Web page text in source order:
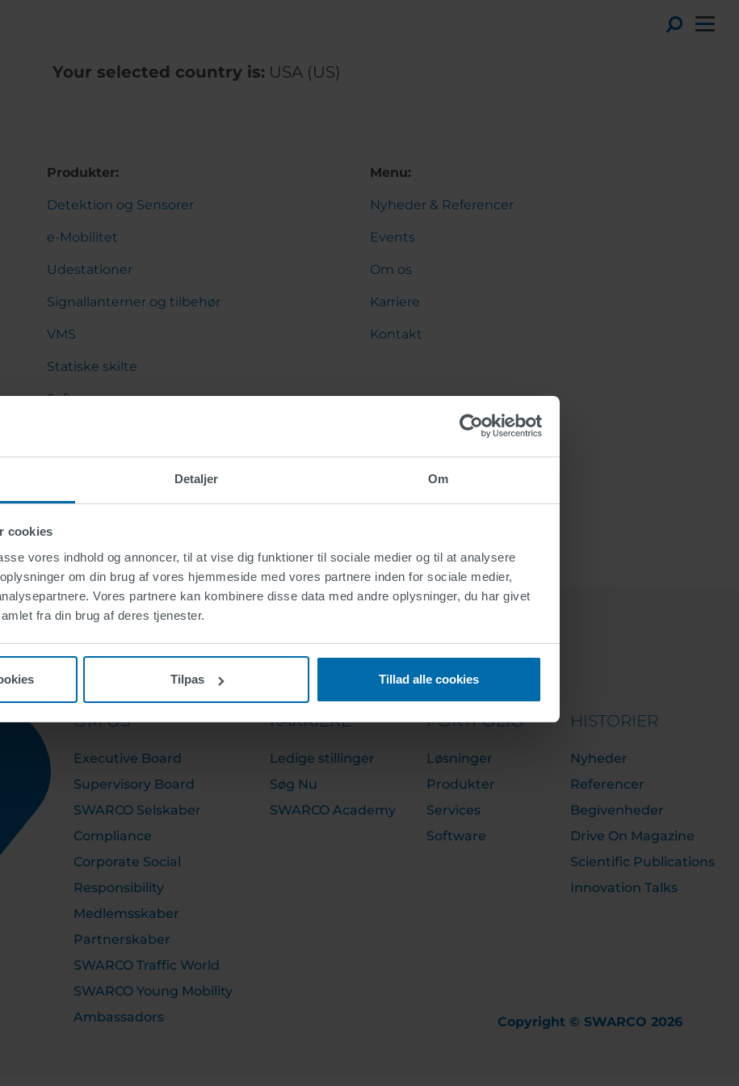
Detaljer Om
cookies
vores indhold og annoncer, til at vise dig funktioner til sociale medier og til at analysere
om din brug af vores hjemmeside med vores partnere inden for sociale medier,
Vores partnere kan kombinere disse data med andre oplysninger, du har givet
fra din brug af deres tjenester.
Tilpas Tillad alle cookies
Your selected country is: USA (US)
Produkter:
Detektion og Sensorer
e-Mobilitet
Udestationer
Signallanterner og tilbehør
VMS
Statiske skilte
Software
Menu:
Nyheder & Referencer
Events
Om os
Karriere
Kontakt
OM OS
Executive Board
Supervisory Board
SWARCO Selskaber
Compliance
Corporate Social
Responsibility
Medlemsskaber
Partnerskaber
SWARCO Traffic World
SWARCO Young Mobility
Ambassadors
KARRIERE
Ledige stillinger
Søg Nu
SWARCO Academy
PORTFOLIO
Løsninger
Produkter
Services
Software
HISTORIER
Nyheder
Referencer
Begivenheder
Drive On Magazine
Scientific Publications
Innovation Talks
Copyright © SWARCO 2026